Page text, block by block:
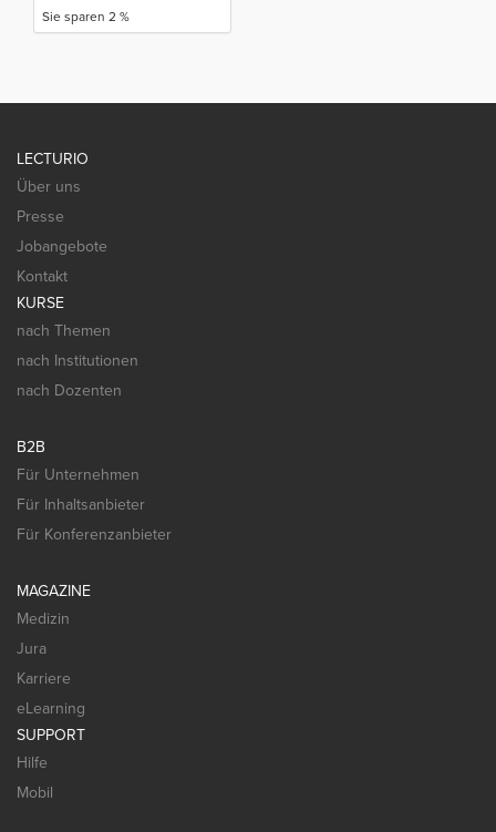
Sie sparen 2 %
LECTURIO
Über uns
Presse
Jobangebote
Kontakt
KURSE
nach Themen
nach Institutionen
nach Dozenten
B2B
Für Unternehmen
Für Inhaltsanbieter
Für Konferenzanbieter
MAGAZINE
Medizin
Jura
Karriere
eLearning
SUPPORT
Hilfe
Mobil